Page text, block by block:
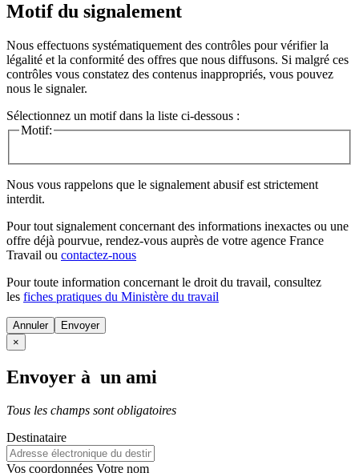
Motif du signalement
Nous effectuons systématiquement des contrôles pour vérifier la
légalité et la conformité des offres que nous diffusons. Si malgré ces
contrôles vous constatez des contenus inappropriés, vous pouvez
nous le signaler.
Sélectionnez un motif dans la liste ci-dessous :
Motif:
Nous vous rappelons que le signalement abusif est strictement
interdit.
Pour tout signalement concernant des informations inexactes ou une
offre déjà pourvue, rendez-vous auprès de votre agence France
Travail ou contactez-nous
Pour toute information concernant le droit du travail, consultez
les fiches pratiques du Ministère du travail
Annuler
×
Envoyer à un ami
Tous les champs sont obligatoires
Destinataire
Vos coordonnées Votre nom